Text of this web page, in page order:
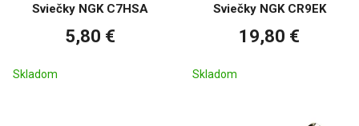
Sviečky NGK C7HSA
5,80 €
Skladom
Sviečky NGK CR9EK
19,80 €
Skladom